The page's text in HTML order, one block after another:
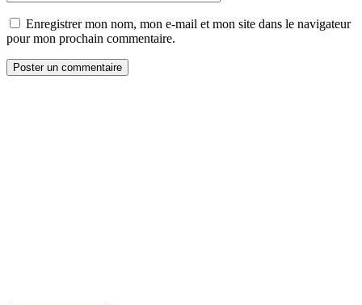
Enregistrer mon nom, mon e-mail et mon site dans le navigateur
pour mon prochain commentaire.